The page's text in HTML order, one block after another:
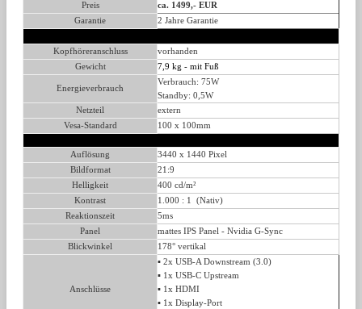
Preis
ca. 1499,- EUR
Garantie
2 Jahre Garantie
Kopfhöreranschluss
vorhanden
Gewicht
7,9 kg - mit Fuß
Energieverbrauch
Verbrauch: 75W
Standby: 0,5W
Netzteil
extern
Vesa-Standard
100 x 100mm
Auflösung
3440 x 1440 Pixel
Bildformat
21:9
Helligkeit
400 cd/m²
Kontrast
1.000 : 1 (Nativ)
Reaktionszeit
5ms
Panel
mattes IPS Panel - Nvidia G-Sync
Blickwinkel
178° vertikal
Anschlüsse
▪ 2x USB-A Downstream (3.0)
▪ 1x USB-C Upstream
▪ 1x HDMI
▪ 1x Display-Port